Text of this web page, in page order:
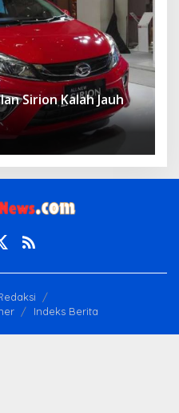
Sirion Kalah Jauh
Indeks Berita